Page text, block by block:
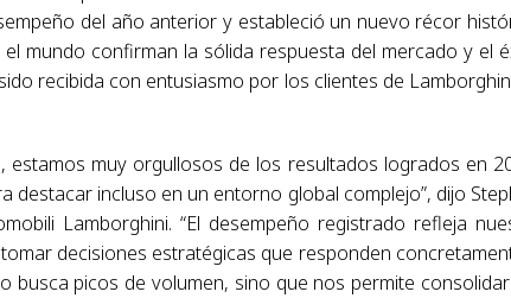
del año anterior y estableció un nuevo récor
mundo confirman la sólida respuesta del mercado y el
recibida con entusiasmo por los clientes de
estamos muy orgullosos de los resultados logrados en
destacar incluso en un entorno global complejo”, dijo
Lamborghini. “El desempeño registrado refleja
decisiones estratégicas que responden
busca picos de volumen, sino que nos permite